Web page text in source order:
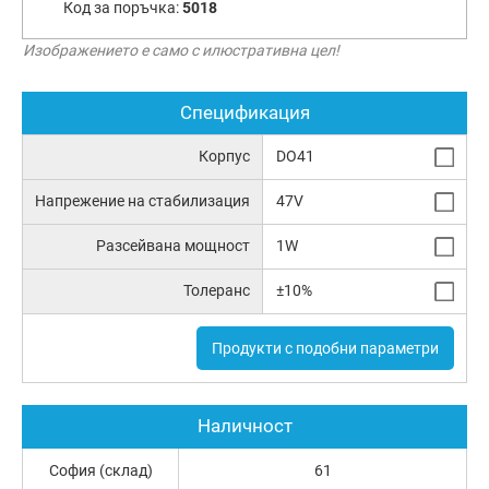
Код за поръчка:5018
Изображението е само с илюстративна цел!
Спецификация
Корпус DO41
Напрежение на стабилизация 47V
Разсейвана мощност 1W
Толеранс ±10%
Продукти с подобни параметри
Наличност
София (склад) 61